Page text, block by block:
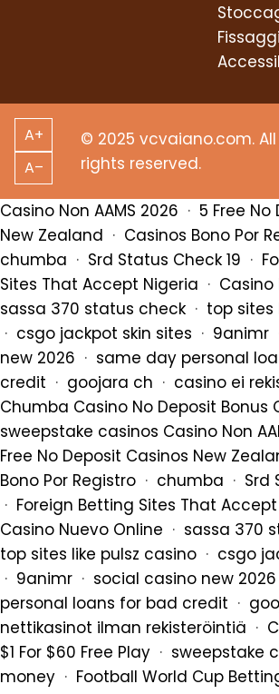
A+
A–
© 2025 vcvaiano.com. All
rights reserved.
Casino Non AAMS 2026 · 5 Free
New Zealand · Casinos Bono Por
chumba · Srd Status Check 19 ·
Sites That Accept Nigeria · Casino
sassa 370 status check · top sites
· csgo jackpot skin sites · 9animr
new 2026 · same day personal
credit · goojara ch · casino ei
Chumba Casino No Deposit Bonus
sweepstake casinos Casino Non
Free No Deposit Casinos New
Bono Por Registro · chumba · Srd
· Foreign Betting Sites That
Casino Nuevo Online · sassa 370
top sites like pulsz casino · csgo
· 9animr · social casino new 2026
personal loans for bad credit ·
nettikasinot ilman rekisteröintiä ·
$1 For $60 Free Play · sweepstake
money · Football World Cup